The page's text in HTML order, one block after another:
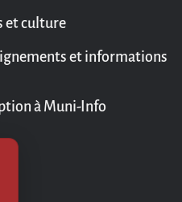
et culture
et informations
à Muni-Info